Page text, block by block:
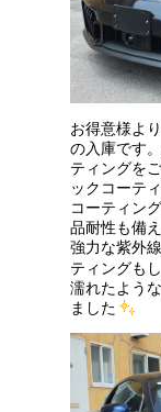
お得意様よ
の入庫です
ティングを
ックコーテ
コーティン
品耐性も備
強力な紫外
ティングも
濡れたよう
ました